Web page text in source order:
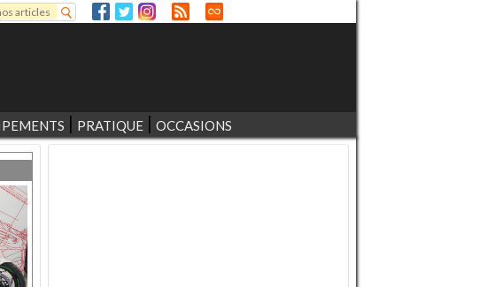
recherche
PRATIQUE OCCASIONS